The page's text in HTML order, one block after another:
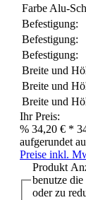
Farbe Alu-
Befestigung:
Befestigung:
Befestigung:
Breite und
Breite und
Breite und
Ihr Preis:
% 34,20 € *
aufgerundet
Preise inkl.
Produkt
benutze
oder zu